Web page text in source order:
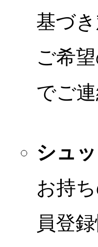
基づ
ご希
でご
シュ
お持
員登